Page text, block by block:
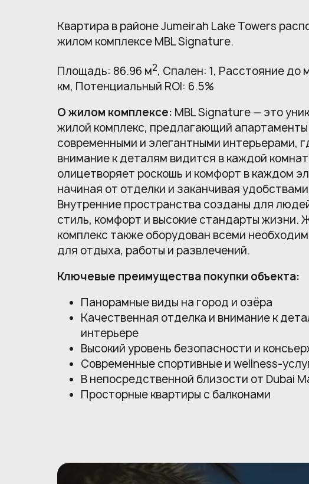
Квартира в районе Jumeirah Lake Towers
жилом комплексе MBL Signature.
Площадь: 86.96 м2, Спален: 1, Расстояние до
км, Потенциальный ROI: 6.5%
О жилом комплексе: MBL Signature — это
жилой комплекс, предлагающий апартаменты
современными и элегантными интерьерами,
внимание к деталям видится в каждой
олицетворяет роскошь и комфорт в каждом
начиная от отделки и заканчивая
Внутренние пространства созданы для
стиль, комфорт и высокие стандарты жизни.
комплекс также оборудован всеми
для отдыха, работы и развлечений.
Ключевые преимущества покупки объекта:
Панорамные виды на город и озёра
Качественная отделка и внимание к
интерьере
Высокий уровень безопасности и
Современные спортивные и wellness-
В непосредственной близости от Dubai
Просторные квартиры с балконами